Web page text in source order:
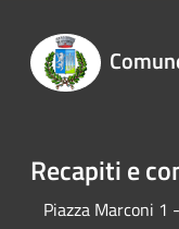
Recapiti e
Piazza Marconi 1